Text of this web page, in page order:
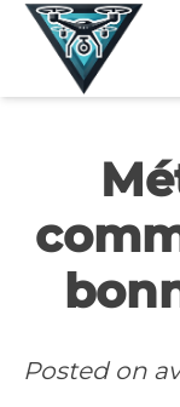
Skip
Posted on